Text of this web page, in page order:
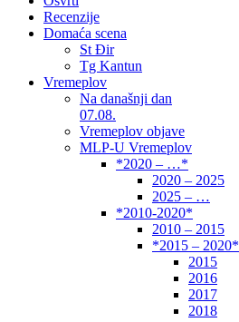
Recenzije
Domaća scena
St Đir
Tg Kantun
Vremeplov
Na današnji dan
07.08.
Vremeplov objave
MLP-U Vremeplov
*2020 – …*
2020 – 2025
2025 – …
*2010-2020*
2010 – 2015
*2015 – 2020*
2015
2016
2017
2018